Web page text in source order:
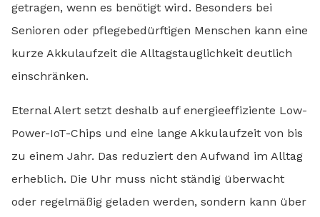
getragen, wenn es benötigt wird. Besonders bei
Senioren oder pflegebedürftigen Menschen kann eine
kurze Akkulaufzeit die Alltagstauglichkeit deutlich
einschränken.
Eternal Alert setzt deshalb auf energieeffiziente Low-
Power-IoT-Chips und eine lange Akkulaufzeit von bis
zu einem Jahr. Das reduziert den Aufwand im Alltag
erheblich. Die Uhr muss nicht ständig überwacht
oder regelmäßig geladen werden, sondern kann über